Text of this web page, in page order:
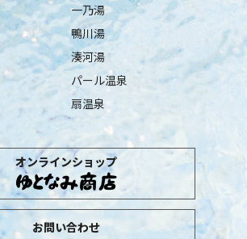
一乃湯
鴨川湯
湊河湯
パール温泉
扇温泉
オンラインショップ
お問い合わせ